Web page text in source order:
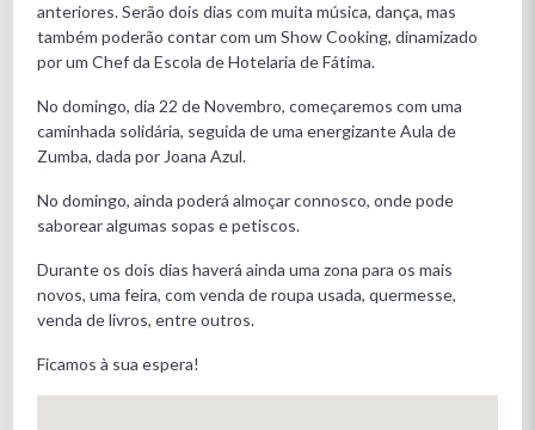
anteriores. Serão dois dias com muita música, dança, mas
também poderão contar com um Show Cooking, dinamizado
por um Chef da Escola de Hotelaria de Fátima.
No domingo, dia 22 de Novembro, começaremos com uma
caminhada solidária, seguida de uma energizante Aula de
Zumba, dada por Joana Azul.
No domingo, ainda poderá almoçar connosco, onde pode
saborear algumas sopas e petiscos.
Durante os dois dias haverá ainda uma zona para os mais
novos, uma feira, com venda de roupa usada, quermesse,
venda de livros, entre outros.
Ficamos à sua espera!